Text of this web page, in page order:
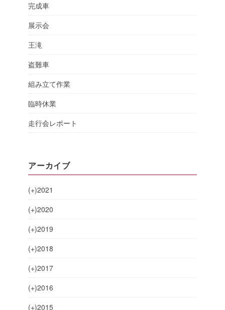
完成車
展示会
王滝
盗難車
組み立て作業
臨時休業
走行会レポート
アーカイブ
(+)2021
(+)2020
(+)2019
(+)2018
(+)2017
(+)2016
(+)2015